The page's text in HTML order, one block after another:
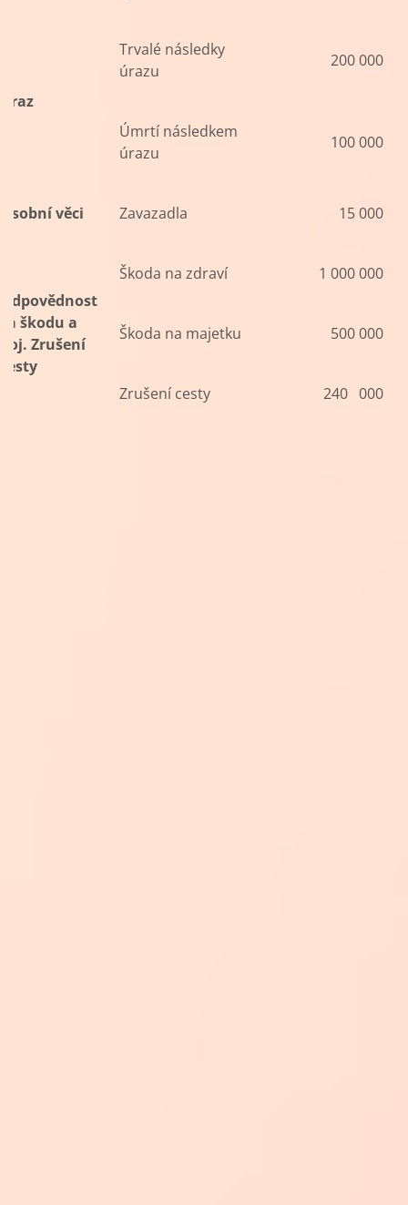
Úraz
Trvalé následky
úrazu
200 000
Úmrtí následkem
úrazu
100 000
Osobní věci Zavazadla 15 000
Odpovědnost
za škodu a
poj. Zrušení
cesty
Škoda na zdraví 1 000 000
Škoda na majetku 500 000
Zrušení cesty 240 000